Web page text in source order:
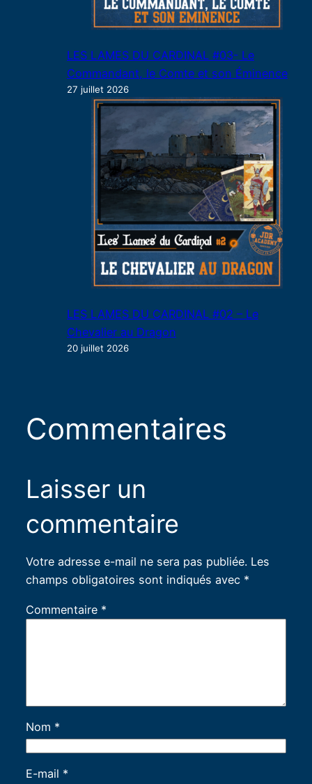
LES LAMES DU CARDINAL #03- Le
Commandant, le Comte et son Éminence
27 juillet 2026
LES LAMES DU CARDINAL #02 – Le
Chevalier au Dragon
20 juillet 2026
Commentaires
Laisser un
commentaire
Votre adresse e-mail ne sera pas publiée. Les
champs obligatoires sont indiqués avec *
Commentaire *
Nom *
E-mail *